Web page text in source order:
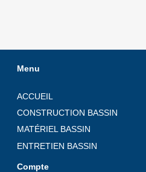
Menu
ACCUEIL
CONSTRUCTION BASSIN
MATÉRIEL BASSIN
ENTRETIEN BASSIN
Compte